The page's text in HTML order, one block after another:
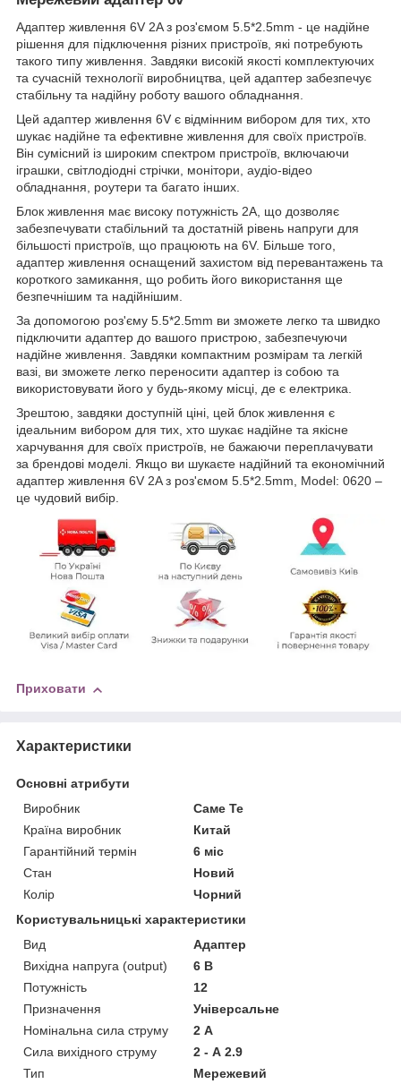
Адаптер живлення 6V 2A з роз'ємом 5.5*2.5mm - це надійне
рішення для підключення різних пристроїв, які потребують
такого типу живлення. Завдяки високій якості комплектуючих
та сучасній технології виробництва, цей адаптер забезпечує
стабільну та надійну роботу вашого обладнання.
Цей адаптер живлення 6V є відмінним вибором для тих, хто
шукає надійне та ефективне живлення для своїх пристроїв.
Він сумісний із широким спектром пристроїв, включаючи
іграшки, світлодіодні стрічки, монітори, аудіо-відео
обладнання, роутери та багато інших.
Блок живлення має високу потужність 2A, що дозволяє
забезпечувати стабільний та достатній рівень напруги для
більшості пристроїв, що працюють на 6V. Більше того,
адаптер живлення оснащений захистом від перевантажень та
короткого замикання, що робить його використання ще
безпечнішим та надійнішим.
За допомогою роз'єму 5.5*2.5mm ви зможете легко та швидко
підключити адаптер до вашого пристрою, забезпечуючи
надійне живлення. Завдяки компактним розмірам та легкій
вазі, ви зможете легко переносити адаптер із собою та
використовувати його у будь-якому місці, де є електрика.
Зрештою, завдяки доступній ціні, цей блок живлення є
ідеальним вибором для тих, хто шукає надійне та якісне
харчування для своїх пристроїв, не бажаючи переплачувати
за брендові моделі. Якщо ви шукаєте надійний та економічний
адаптер живлення 6V 2A з роз'ємом 5.5*2.5mm, Model: 0620 –
це чудовий вибір.
Приховати
Характеристики
Основні атрибути
Виробник
Саме Те
Країна виробник
Китай
Гарантійний термін
6 міс
Стан
Новий
Колір
Чорний
Користувальницькі характеристики
Вид
Адаптер
Вихідна напруга (output)
6 В
Потужність
12
Призначення
Універсальне
Номінальна сила струму
2 А
Сила вихідного струму
2 - А 2.9
Тип
Мережевий